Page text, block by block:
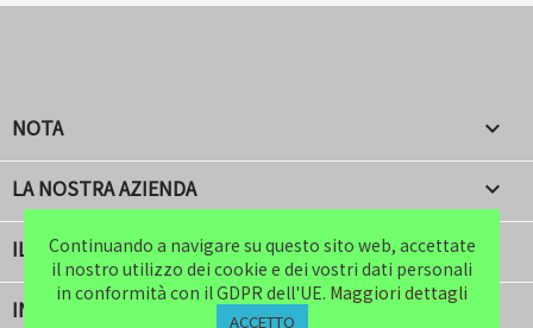
Continuando a navigare su questo sito web, accettate
il nostro utilizzo dei cookie e dei vostri dati personali
in conformità con il GDPR dell'UE. Maggiori dettagli
ACCETTO
NOTA 
LA NOSTRA AZIENDA 
IL TUO ACCOUNT
INFORMAZIONI NEGOZIO
Continuando a navigare su questo sito web, accettate
il nostro utilizzo dei cookie e dei vostri dati personali
in conformità con il GDPR dell'UE. Maggiori dettagli
ACCETTO